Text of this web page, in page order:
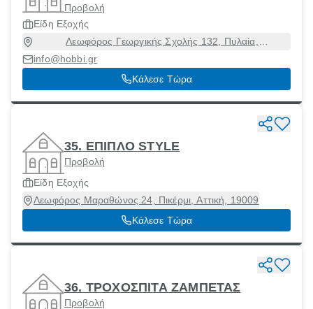
Προβολή
Είδη Εξοχής
Λεωφόρος Γεωργικής Σχολής 132, Πυλαία,
info@hobbi.gr
Κάλεσε Τώρα
35. ΕΠΙΠΛΟ STYLE
Προβολή
Είδη Εξοχής
Λεωφόρος Μαραθώνος 24, Πικέρμι, Αττική, 19009
Κάλεσε Τώρα
36. ΤΡΟΧΟΣΠΙΤΑ ΖΑΜΠΕΤΑΣ
Προβολή